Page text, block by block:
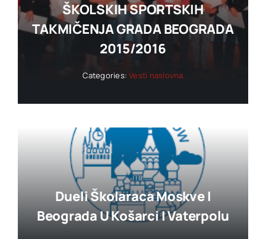
ŠKOLSKIH SPORTSKIH
TAKMIČENJA GRADA BEOGRADA
2015/2016
Categories:Vesti naslovna
Dueli Školaraca Moskve I
Beograda U Košarci I Vaterpolu